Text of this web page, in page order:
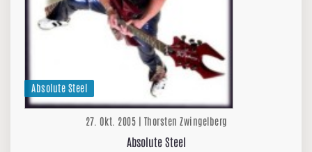
Absolute Steel
27. Okt. 2005 | Thorsten Zwingelberg
Absolute Steel